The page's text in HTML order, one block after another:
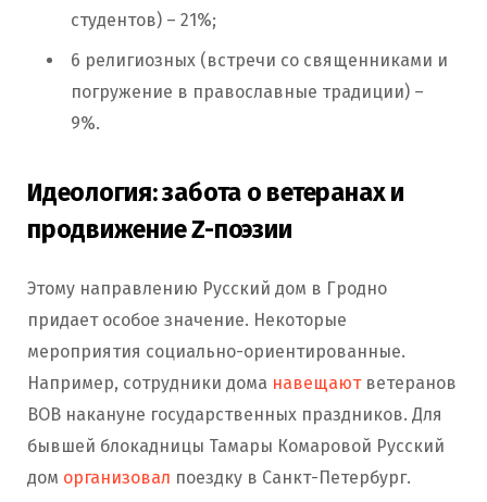
студентов) – 21%;
6 религиозных (встречи со священниками и
погружение в православные традиции) –
9%.
Идеология: забота о ветеранах и
продвижение Z-поэзии
Этому направлению Русский дом в Гродно
придает особое значение. Некоторые
мероприятия социально-ориентированные.
Например, сотрудники дома навещаютветеранов
ВОВ накануне государственных праздников. Для
бывшей блокадницы Тамары Комаровой Русский
дом организовал поездку в Санкт-Петербург.